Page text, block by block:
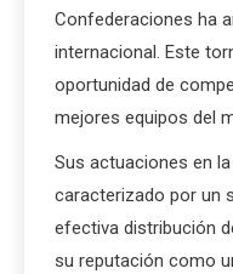
Confederaciones ha
internacional. Este
oportunidad de
mejores equipos del
Sus actuaciones en
caracterizado por un
efectiva distribución
su reputación como